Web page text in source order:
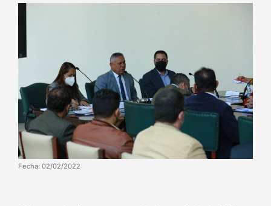
Fecha: 02/02/2022